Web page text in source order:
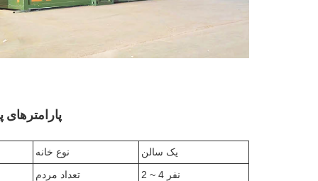
پارامترهای
نوع خانه
یک سالن
تعداد مردم
2 ~ 4 نفر